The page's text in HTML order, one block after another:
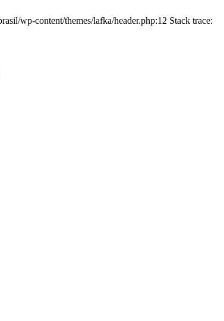
wp-content/themes/lafka/header.php:12 Stack trace: